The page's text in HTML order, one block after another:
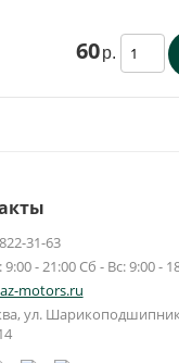
60 р.
31-63
- 21:00 Сб - Вс: 9:00 -
motors.ru
, ул.